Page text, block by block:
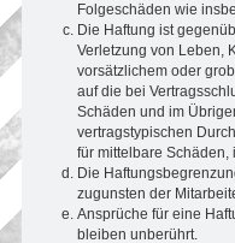
Folgeschäden wie
Die Haftung ist
Verletzung von Leben,
vorsätzlichem oder
auf die bei
Schäden und im
vertragstypischen
für mittelbare
Die
zugunsten der
Ansprüche für eine
bleiben unberührt.